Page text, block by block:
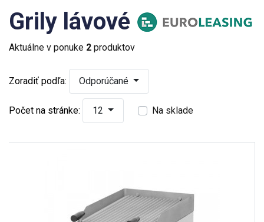
Grily lávové
Aktuálne v ponuke 2 produktov
Zoradiť podľa: Odporúčané
Počet na stránke: 12 Na sklade